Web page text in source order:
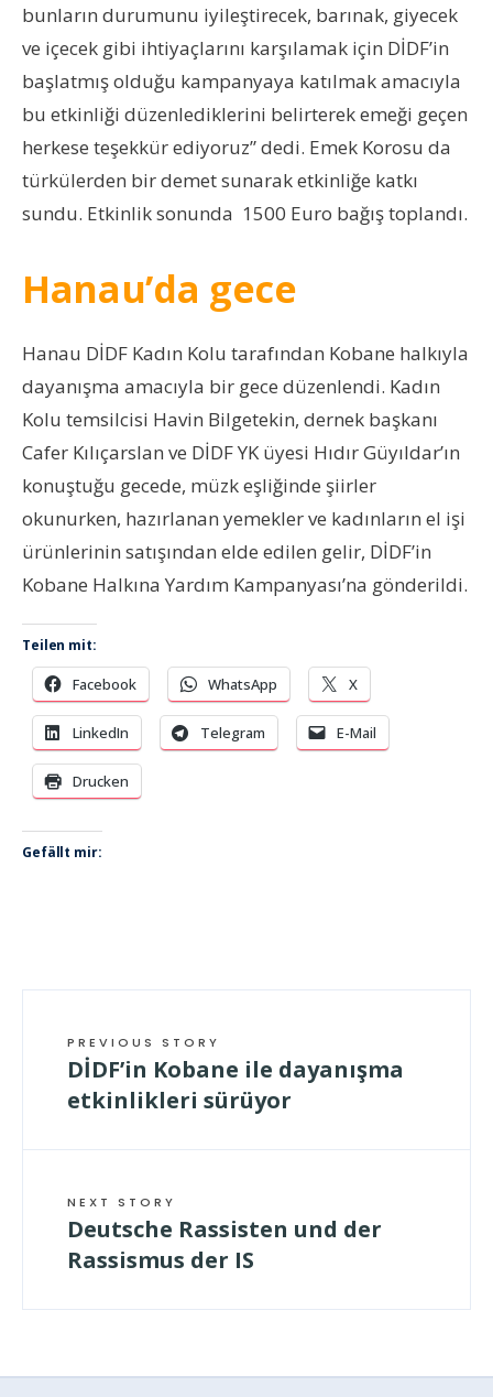
bunların durumunu iyileştirecek, barınak, giyecek
ve içecek gibi ihtiyaçlarını karşılamak için DİDF’in
başlatmış olduğu kampanyaya katılmak amacıyla
bu etkinliği düzenlediklerini belirterek emeği geçen
herkese teşekkür ediyoruz” dedi. Emek Korosu da
türkülerden bir demet sunarak etkinliğe katkı
sundu. Etkinlik sonunda 1500 Euro bağış toplandı.
Hanau’da gece
Hanau DİDF Kadın Kolu tarafından Kobane halkıyla
dayanışma amacıyla bir gece düzenlendi. Kadın
Kolu temsilcisi Havin Bilgetekin, dernek başkanı
Cafer Kılıçarslan ve DİDF YK üyesi Hıdır Güyıldar’ın
konuştuğu gecede, müzk eşliğinde şiirler
okunurken, hazırlanan yemekler ve kadınların el işi
ürünlerinin satışından elde edilen gelir, DİDF’in
Kobane Halkına Yardım Kampanyası’na gönderildi.
Teilen mit:
Facebook WhatsApp X
LinkedIn Telegram E-Mail
Drucken
Gefällt mir:
PREVIOUS STORY
DİDF’in Kobane ile dayanışma
etkinlikleri sürüyor
NEXT STORY
Deutsche Rassisten und der
Rassismus der IS